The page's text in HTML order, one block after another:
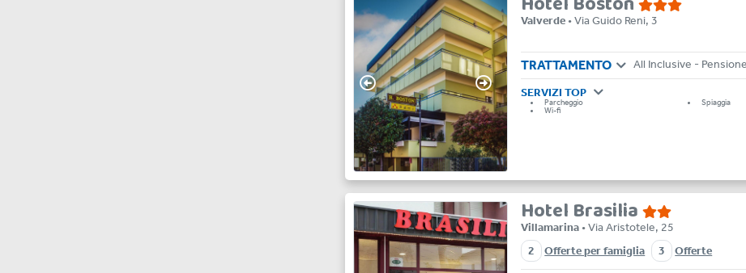
Valverde • Via Guido Reni, 3
TRATTAMENTO
SERVIZI TOP
Parcheggio Spiaggia
Wi-fi
Hotel Brasilia
Villamarina • Via Aristotele, 25
2
Offerte per famiglia 3 Offerte